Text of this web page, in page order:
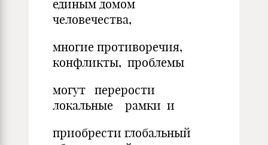
единым домом
человечества,
многие противоречия,
конфликты, проблемы
могут перерости
локальные рамки и
приобрести глобальный